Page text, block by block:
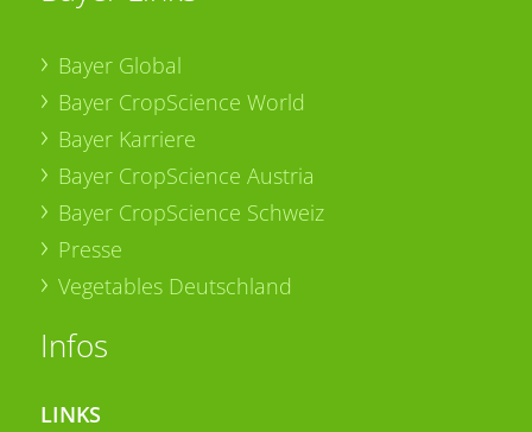
Bayer Global
Bayer CropScience World
Bayer Karriere
Bayer CropScience Austria
Bayer CropScience Schweiz
Presse
Vegetables Deutschland
Infos
LINKS